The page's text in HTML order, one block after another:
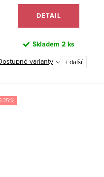
DETAIL
Skladem 2 ks
varianty + další